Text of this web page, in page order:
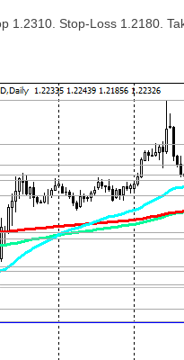
1.2310. Stop-Loss 1.2180.